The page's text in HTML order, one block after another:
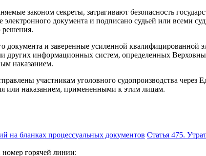
законом секреты, затрагивают безопасность
документа и подписано судьей или всеми
решения.
документа и заверенные усиленной квалифицированной
других информационных систем, определенных
наказанием.
участникам уголовного судопроизводства через
или наказанием, примененными к этим лицам.
на бланках процессуальных документов Статья 475.
горячей линии: